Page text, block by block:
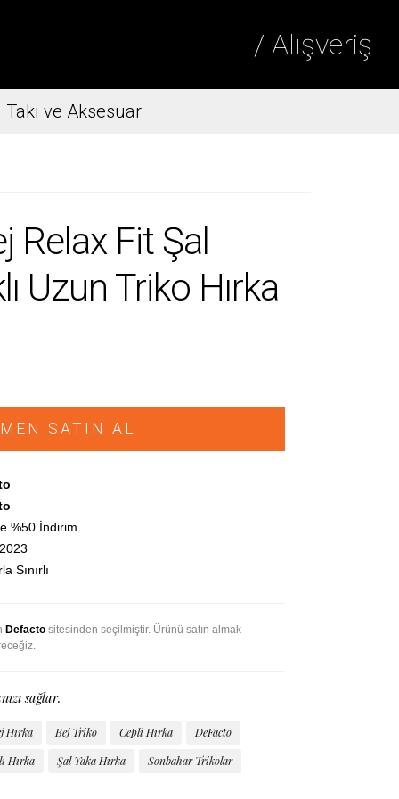
/ Alışveriş
Takı ve Aksesuar
Relax Fit Şal
Uzun Triko Hırka
SATIN AL
%50 İndirim
Sınırlı
Defactositesinden seçilmiştir. Ürünü satın almak
sağlar.
Hırka Bej Triko Cepli Hırka
DeFacto
Hırka
Şal Yaka Hırka Sonbahar Trikolar